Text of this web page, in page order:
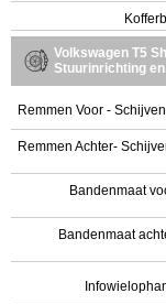
Volkswagen T5
Stuurinrichting
Remmen Voor -
Remmen Achter-
Bandenmaat
Bandenmaat